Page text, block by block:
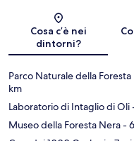
Cosa c’è nei
dintorni?
Parco Naturale della
km
Laboratorio di Intaglio di Oli
Museo della Foresta Nera-